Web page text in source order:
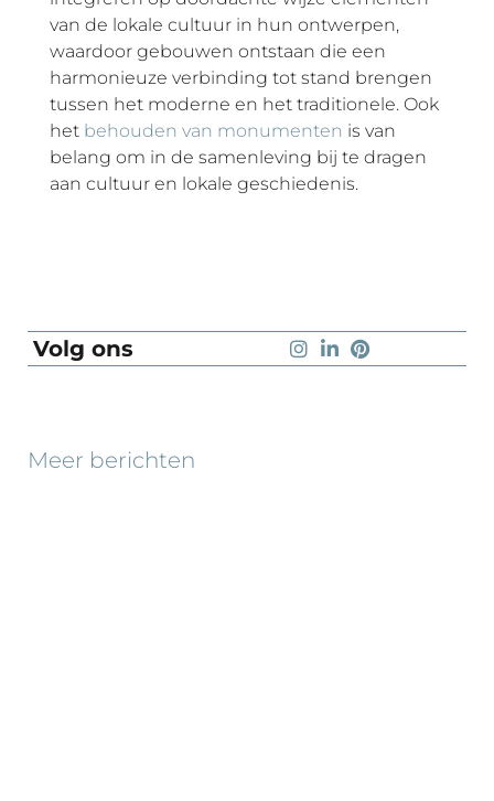
van de lokale cultuur in hun ontwerpen,
waardoor gebouwen ontstaan die een
harmonieuze verbinding tot stand brengen
tussen het moderne en het traditionele. Ook
het behouden van monumenten is van
belang om in de samenleving bij te dragen
aan cultuur en lokale geschiedenis.
Volg ons
Meer berichten